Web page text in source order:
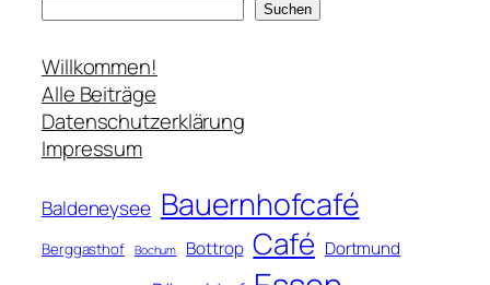
c
h
e
n
Suchen
Willkommen!
Alle Beiträge
Datenschutzerklärung
Impressum
Baldeneysee Bauernhofcafé
Berggasthof Bochum Bottrop Café Dortmund